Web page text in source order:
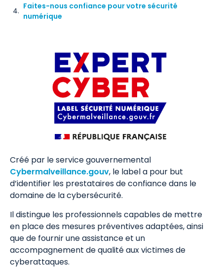
Faites-nous confiance pour votre sécurité
numérique
Créé par le service gouvernemental
Cybermalveillance.gouv, le label a pour but
d’identifier les prestataires de confiance dans le
domaine de la cybersécurité.
Il distingue les professionnels capables de mettre
en place des mesures préventives adaptées, ainsi
que de fournir une assistance et un
accompagnement de qualité aux victimes de
cyberattaques.